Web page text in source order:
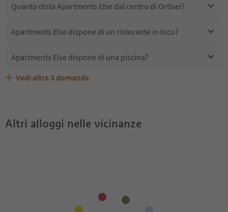
Quanto dista Apartments Else dal centro di Ortisei?
Apartments Else dispone di un ristorante in loco?
Apartments Else dispone di una piscina?
Apartments Else accetta animali domestici?
Quali servizi/attività sono disponibili presso Apartments
Gli ospiti di Apartments Else ricevono l'Alto Adige Guest
Vedi altre 3 domande
Altri alloggi nelle vicinanze